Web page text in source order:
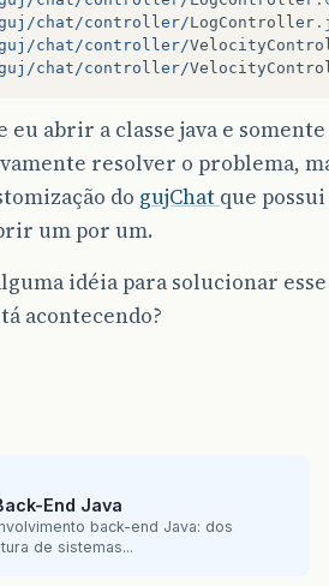
chat/controller/LogController .
chat/controller/
chat/controller/
eu abrir a classe java e
resolver o problema,
do gujChat que
um por um.
idéia para solucionar
acontecendo?
End Java
back-end Java: dos
de sistemas...